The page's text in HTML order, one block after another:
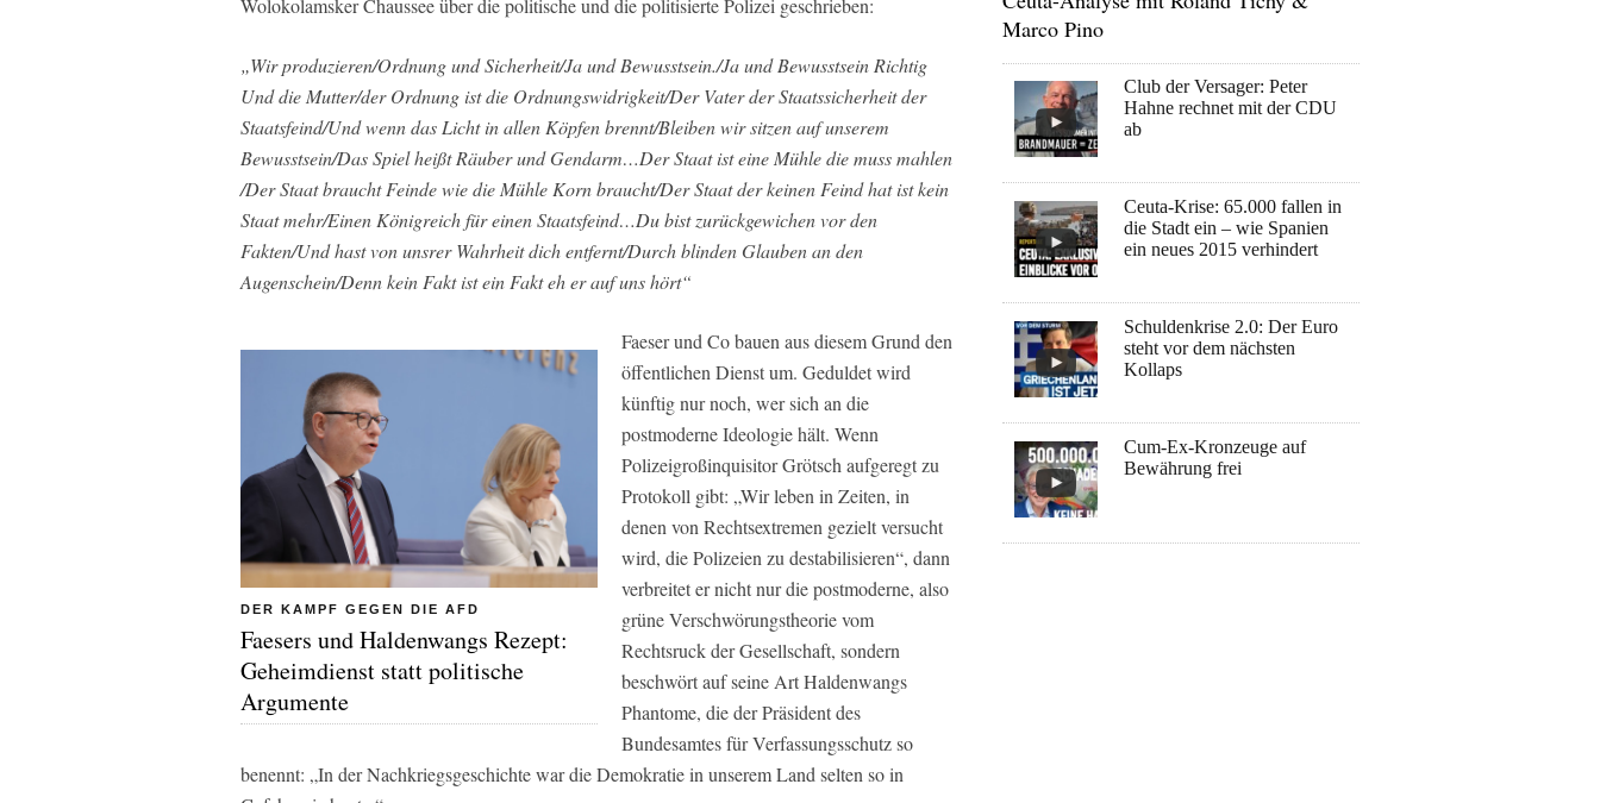
Wolokolamsker Chaussee über die politische und die politisierte Polizei geschrieben:
„Wir produzieren/Ordnung und Sicherheit/Ja und Bewusstsein./Ja und Bewusstsein Richtig
Und die Mutter/der Ordnung ist die Ordnungswidrigkeit/Der Vater der Staatssicherheit der
Staatsfeind/Und wenn das Licht in allen Köpfen brennt/Bleiben wir sitzen auf unserem
Bewusstsein/Das Spiel heißt Räuber und Gendarm…Der Staat ist eine Mühle die muss mahlen
/Der Staat braucht Feinde wie die Mühle Korn braucht/Der Staat der keinen Feind hat ist kein
Staat mehr/Einen Königreich für einen Staatsfeind…Du bist zurückgewichen vor den
Fakten/Und hast von unsrer Wahrheit dich entfernt/Durch blinden Glauben an den
Augenschein/Denn kein Fakt ist ein Fakt eh er auf uns hört“
DER KAMPF GEGEN DIE AFD
Faesers und Haldenwangs Rezept:
Geheimdienst statt politische
Argumente
Faeser und Co bauen aus diesem Grund den
öffentlichen Dienst um. Geduldet wird
künftig nur noch, wer sich an die
postmoderne Ideologie hält. Wenn
Polizeigroßinquisitor Grötsch aufgeregt zu
Protokoll gibt: „Wir leben in Zeiten, in
denen von Rechtsextremen gezielt versucht
wird, die Polizeien zu destabilisieren“, dann
verbreitet er nicht nur die postmoderne, also
grüne Verschwörungstheorie vom
Rechtsruck der Gesellschaft, sondern
beschwört auf seine Art Haldenwangs
Phantome, die der Präsident des
Bundesamtes für Verfassungsschutz so
benennt: „In der Nachkriegsgeschichte war die Demokratie in unserem Land selten so in
Marco Pino
Club der Versager: Peter
Hahne rechnet mit der CDU
ab
Ceuta-Krise: 65.000 fallen in
die Stadt ein – wie Spanien
ein neues 2015 verhindert
Schuldenkrise 2.0: Der Euro
steht vor dem nächsten
Kollaps
Cum-Ex-Kronzeuge auf
Bewährung frei